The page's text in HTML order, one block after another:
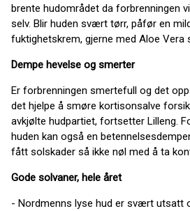
brente hudområdet da forbrenningen
selv. Blir huden svært tørr, påfør en
fuktighetskrem, gjerne med Aloe Vera
Dempe hevelse og smerter
Er forbrenningen smertefull og det
det hjelpe å smøre kortisonsalve
avkjølte hudpartiet, fortsetter Lilleng.
huden kan også en
fått solskader så ikke nøl med å ta
Gode solvaner, hele året
- Nordmenns lyse hud er svært utsatt